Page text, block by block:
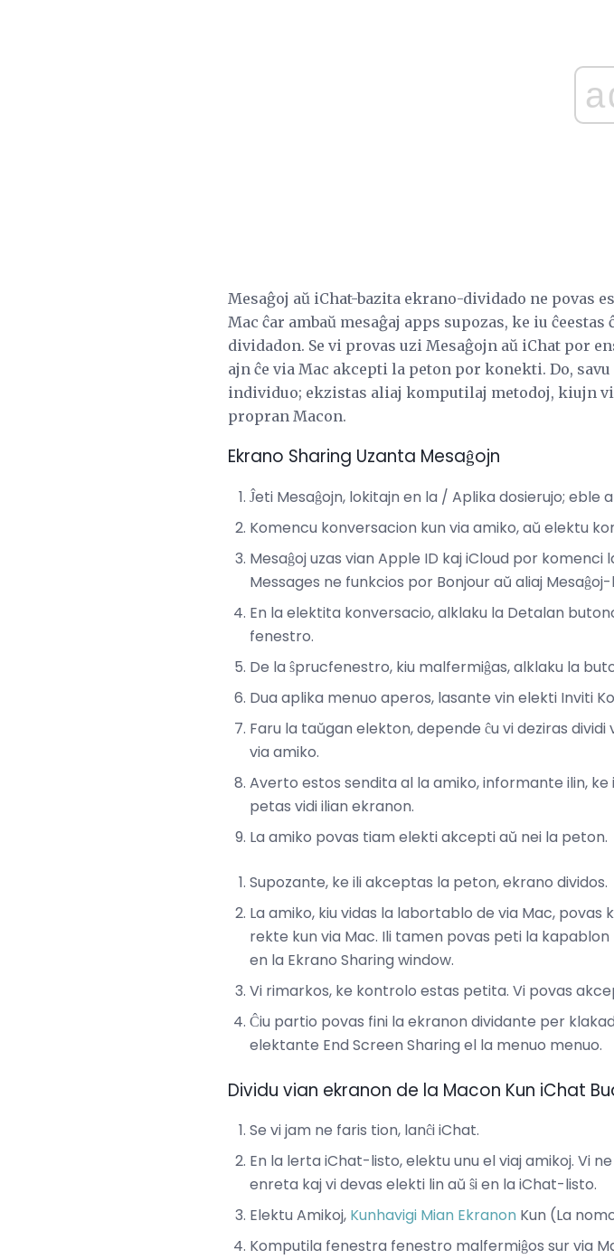
Mesaĝoj aŭ iChat-bazita ekrano-dividado ne povas
Mac ĉar ambaŭ mesaĝaj apps supozas, ke iu
dividadon. Se vi provas uzi Mesaĝojn aŭ iChat por
ajn ĉe via Mac akcepti la peton por konekti. Do,
individuo; ekzistas aliaj komputilaj metodoj, kiujn
propran Macon.
Ekrano Sharing Uzanta Mesaĝojn
Ĵeti Mesaĝojn, lokitajn en la / Aplika dosierujo; eble
Komencu konversacion kun via amiko, aŭ elektu
Mesaĝoj uzas vian Apple ID kaj iCloud por
Messages ne funkcios por Bonjour aŭ aliaj
En la elektita konversacio, alklaku la Detalan
fenestro.
De la ŝprucfenestro, kiu malfermiĝas, alklaku la
Dua aplika menuo aperos, lasante vin elekti Inviti
Faru la taŭgan elekton, depende ĉu vi deziras
via amiko.
Averto estos sendita al la amiko, informante ilin,
petas vidi ilian ekranon.
La amiko povas tiam elekti akcepti aŭ nei la peton.
Supozante, ke ili akceptas la peton, ekrano dividos.
La amiko, kiu vidas la labortablo de via Mac,
rekte kun via Mac. Ili tamen povas peti la
en la Ekrano Sharing window.
Vi rimarkos, ke kontrolo estas petita. Vi povas
Ĉiu partio povas fini la ekranon dividante per
elektante End Screen Sharing el la menuo menuo.
Dividu vian ekranon de la Macon Kun iChat
Se vi jam ne faris tion, lanĉi iChat.
En la lerta iChat-listo, elektu unu el viaj amikoj. Vi
enreta kaj vi devas elekti lin aŭ ŝi en la iChat-listo.
Elektu Amikoj, Kunhavigi Mian Ekranon Kun (La
Komputila fenestra fenestro malfermiĝos sur via